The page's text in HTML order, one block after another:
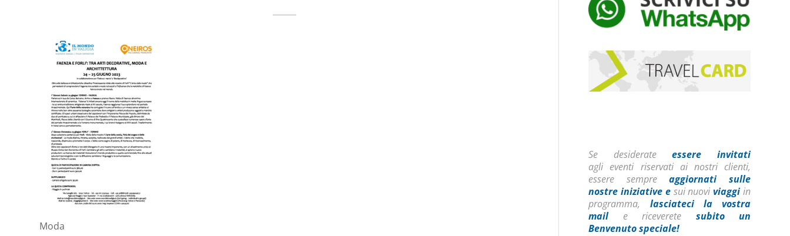
Moda
Se desiderateessere invitati
agli eventi riservati ai nostri clienti,
essere sempreaggiornati sulle
nostre iniziative esui nuoviviaggi in
programma, lasciateci la vostra
mail e riceverete subito un
Benvenuto speciale!